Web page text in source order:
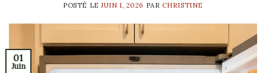
POSTÉ LEJUIN 1, 2026 PAR CHRISTINE
01
Juin